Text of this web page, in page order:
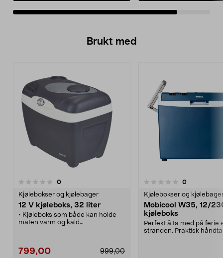
Brukt med
0anmeldelser
Kjølebokser og kjølebager
12 V kjøleboks, 32 liter
• Kjøleboks som både kan holde
maten varm og kald
• Smart luke i lokket gir rask og999,00
799,00
0.0 av 5 stjerner 0anmeldelser
Kjølebokser og
Mobicool W35, 12/
kjøleboks
Perfekt å ta med på ferie
stranden. Praktisk
0.0 av 5 stjerner